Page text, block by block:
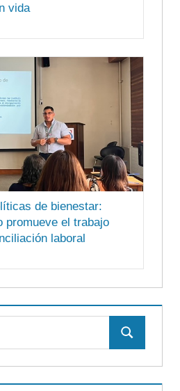
vida
de bienestar:
promueve el trabajo
laboral
Buscar